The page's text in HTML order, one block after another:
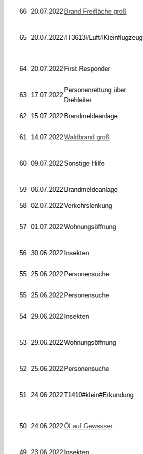
66 20.07.2022 Brand Freifläche groß
65 20.07.2022#T3613#Luft#Kleinflugzeug
64 20.07.2022 First Responder
63 17.07.2022
Personenrettung über
Drehleiter
62 15.07.2022 Brandmeldeanlage
61 14.07.2022Waldbrand groß
60 09.07.2022Sonstige Hilfe
59 06.07.2022 Brandmeldeanlage
58 02.07.2022Verkehrslenkung
57 01.07.2022Wohnungsöffnung
56 30.06.2022 Insekten
55 25.06.2022 Personensuche
55 25.06.2022 Personensuche
54 29.06.2022 Insekten
53 29.06.2022Wohnungsöffnung
52 25.06.2022 Personensuche
51 24.06.2022T1410#klein#Erkundung
50 24.06.2022Öl auf Gewässer
49 23.06.2022 Insekten